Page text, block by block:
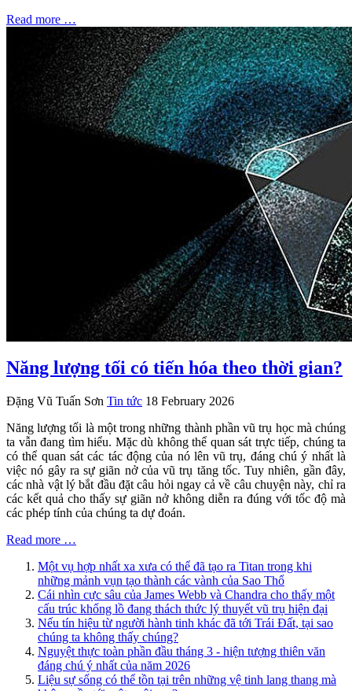
Read more …
Năng lượng tối có tiến hóa theo thời gian?
Đặng Vũ Tuấn Sơn Tin tức 18 February 2026
Năng lượng tối là một trong những thành phần vũ trụ học mà chúng
ta vẫn đang tìm hiểu. Mặc dù không thể quan sát trực tiếp, chúng ta
có thể quan sát các tác động của nó lên vũ trụ, đáng chú ý nhất là
việc nó gây ra sự giãn nở của vũ trụ tăng tốc. Tuy nhiên, gần đây,
các nhà vật lý bắt đầu đặt câu hỏi ngay cả về câu chuyện này, chỉ ra
các kết quả cho thấy sự giãn nở không diễn ra đúng với tốc độ mà
các phép tính của chúng ta dự đoán.
Read more …
Một vụ hợp nhất xa xưa có thể đã tạo ra Titan trong khi
những mảnh vụn tạo thành các vành của Sao Thổ
Cái nhìn cực sâu của James Webb và Chandra cho thấy một
cấu trúc khổng lồ đang thách thức lý thuyết vũ trụ hiện đại
Nếu tín hiệu từ người hành tinh khác đã tới Trái Đất, tại sao
chúng ta không thấy chúng?
Nguyệt thực toàn phần đầu tháng 3 - hiện tượng thiên văn
đáng chú ý nhất của năm 2026
Liệu sự sống có thể tồn tại trên những vệ tinh lang thang mà